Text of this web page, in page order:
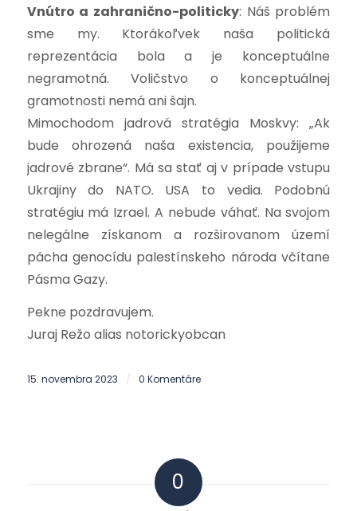
Vnútro a zahranično-politicky: Náš problém
sme my. Ktorákoľvek naša politická
reprezentácia bola a je konceptuálne
negramotná. Voličstvo o konceptuálnej
gramotnosti nemá ani šajn.
Mimochodom jadrová stratégia Moskvy: „Ak
bude ohrozená naša existencia, použijeme
jadrové zbrane“. Má sa stať aj v prípade vstupu
Ukrajiny do NATO. USA to vedia. Podobnú
stratégiu má Izrael. A nebude váhať. Na svojom
nelegálne získanom a rozširovanom území
pácha genocídu palestínskeho národa včítane
Pásma Gazy.
Pekne pozdravujem.
Juraj Režo alias notorickyobcan
15. novembra 2023 / 0 Komentáre
0